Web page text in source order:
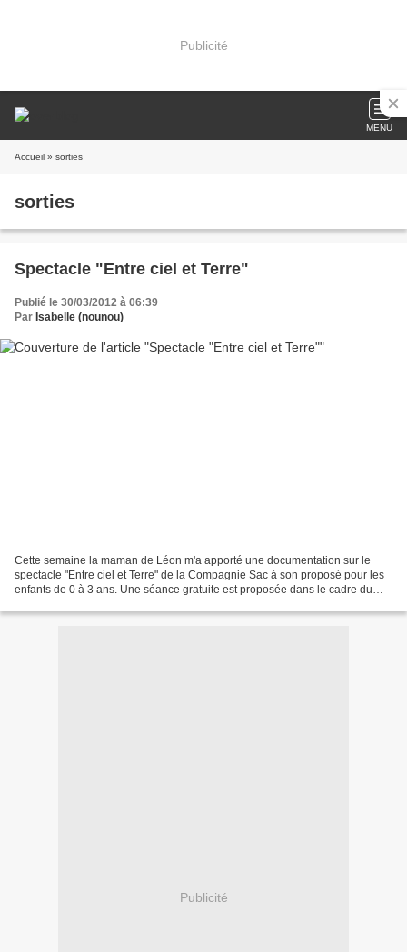
Publicité
MENU
Accueil » sorties
sorties
Spectacle "Entre ciel et Terre"
Publié le 30/03/2012 à 06:39
Par Isabelle (nounou)
Cette semaine la maman de Léon m'a apporté une documentation sur le
spectacle "Entre ciel et Terre" de la Compagnie Sac à son proposé pour les
enfants de 0 à 3 ans. Une séance gratuite est proposée dans le cadre du
Publicité